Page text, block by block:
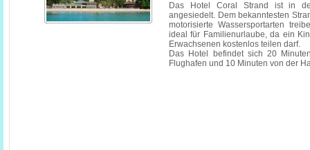
Das Hotel Coral Strand ist in
angesiedelt. Dem bekanntesten
motorisierte Wassersportarten
ideal für Familienurlaube, da ein
Erwachsenen kostenlos teilen darf.
Das Hotel befindet sich 20
Flughafen und 10 Minuten von der